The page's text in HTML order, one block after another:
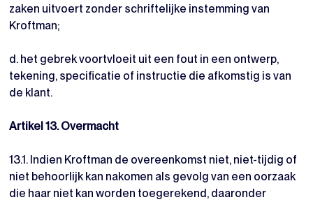
zaken uitvoert zonder schriftelijke instemming van
Kroftman;
d. het gebrek voortvloeit uit een fout in een ontwerp,
tekening, specificatie of instructie die afkomstig is van
de klant.
Artikel 13. Overmacht
13.1. Indien Kroftman de overeenkomst niet, niet-tijdig of
niet behoorlijk kan nakomen als gevolg van een oorzaak
die haar niet kan worden toegerekend, daaronder